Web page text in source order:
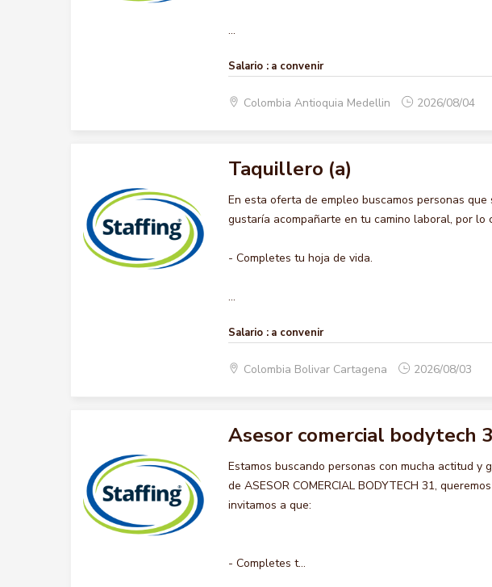
...
Salario : a convenir
Colombia Antioquia Medellin 2026/08/04
Taquillero (a)
En esta oferta de empleo buscamos personas
gustaría acompañarte en tu camino laboral, por lo
- Completes tu hoja de vida.
...
Salario : a convenir
Colombia Bolivar Cartagena 2026/08/03
Asesor comercial bodytech
Estamos buscando personas con mucha actitud y
de ASESOR COMERCIAL BODYTECH 31,
invitamos a que:
- Completes t...